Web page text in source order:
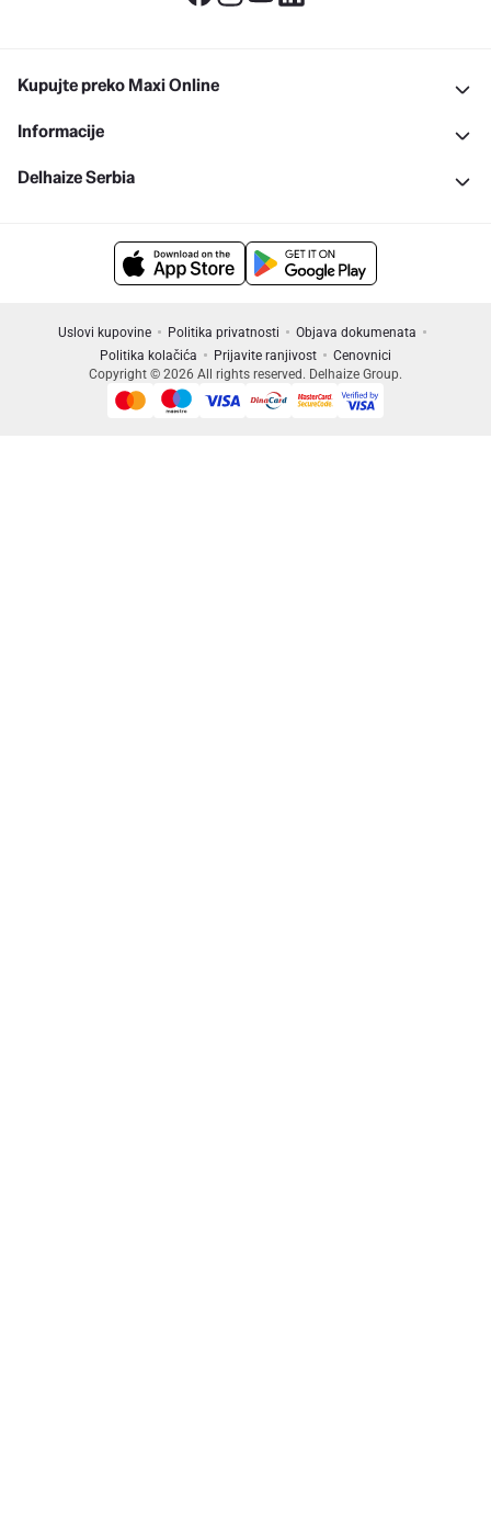
Kupujte preko Maxi Online
Informacije
Delhaize Serbia
Uslovi kupovine Politika privatnosti
Objava dokumenata
Politika kolačića
Prijavite ranjivost
Cenovnici
Copyright © 2026 All rights reserved. Delhaize Group.